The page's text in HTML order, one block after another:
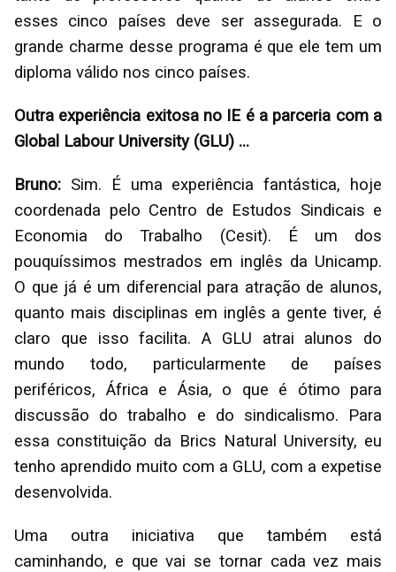
esses cinco países deve ser assegurada. E o
grande charme desse programa é que ele tem um
diploma válido nos cinco países.
Outra experiência exitosa no IE é a parceria com a
Global Labour University (GLU) ...
Bruno: Sim. É uma experiência fantástica, hoje
coordenada pelo Centro de Estudos Sindicais e
Economia do Trabalho (Cesit). É um dos
pouquíssimos mestrados em inglês da Unicamp.
O que já é um diferencial para atração de alunos,
quanto mais disciplinas em inglês a gente tiver, é
claro que isso facilita. A GLU atrai alunos do
mundo todo, particularmente de países
periféricos, África e Ásia, o que é ótimo para
discussão do trabalho e do sindicalismo. Para
essa constituição da Brics Natural University, eu
tenho aprendido muito com a GLU, com a expetise
desenvolvida.
Uma outra iniciativa que também está
caminhando, e que vai se tornar cada vez mais